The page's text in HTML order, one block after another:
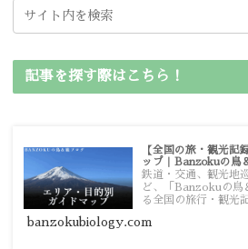
記事を探す際はこちら！
【全国の旅・観光記
ップ｜Banzokuの鳥
鉄道・交通、観光地
ど、「Banzokuの鳥
る全国の旅行・観光
ガイドマップからス
banzokubiology.com